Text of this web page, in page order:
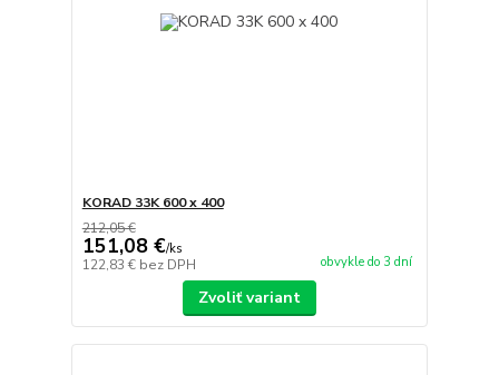
KORAD 33K 600 x 400
212,05 €
151,08 €/ks
122,83 € bez DPH obvykle do 3 dní
Zvoliť variant